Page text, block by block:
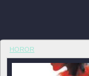
HOROR